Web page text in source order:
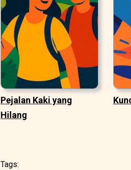
Pejalan Kaki yang
Hilang
Tags: